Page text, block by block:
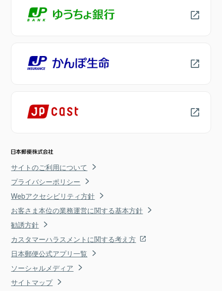
サイトのご利用について
プライバシーポリシー
Webアクセシビリティ方針
お客さま本位の業務運営に関する基本方針
勧誘方針
カスタマーハラスメントに関する考え方
日本郵便公式アプリ一覧
ソーシャルメディア
サイトマップ